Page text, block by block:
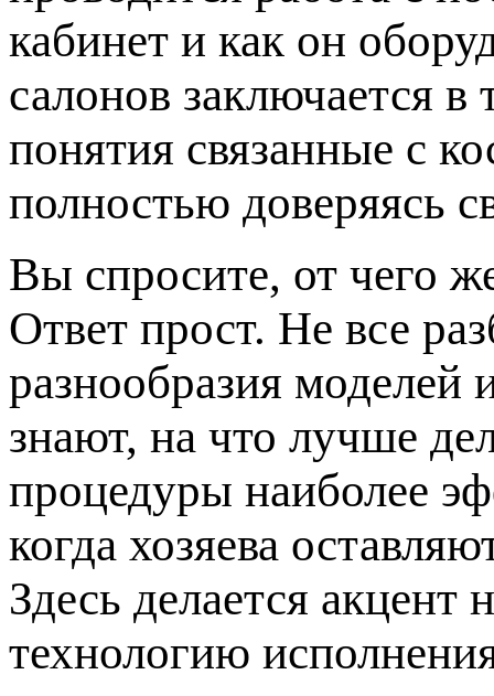
кабинет и как он
салонов заключается
понятия связанные с
полностью доверяясь
Вы спросите, от чего
Ответ прост. Не все
разнообразия моделей
знают, на что лучше
процедуры наиболее
когда хозяева
Здесь делается акцент
технологию